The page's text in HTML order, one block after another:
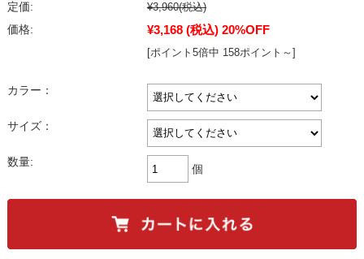
定価: ¥3,960(税込)
価格:
¥3,168 (税込) 20%OFF
[ポイント5倍中 158ポイント～]
カラー：
サイズ：
数量:
個